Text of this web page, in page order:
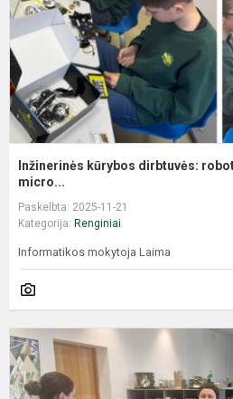
Inžinerinės kūrybos dirbtuvės:
micro...
Paskelbta: 2025-11-21
Kategorija: Renginiai
Informatikos mokytoja Laima